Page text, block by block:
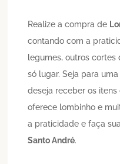
Realize a compra de
contando com a
legumes, outros
só lugar. Seja para
deseja receber os
oferece lombinho e
a praticidade e faça
Santo André.